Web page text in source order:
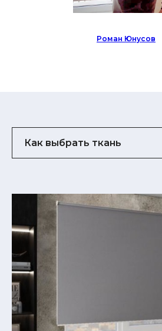
Роман Юнусов